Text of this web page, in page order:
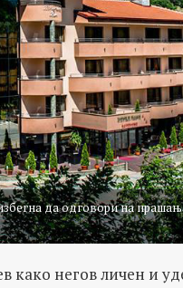
да одговори на
негов личен и